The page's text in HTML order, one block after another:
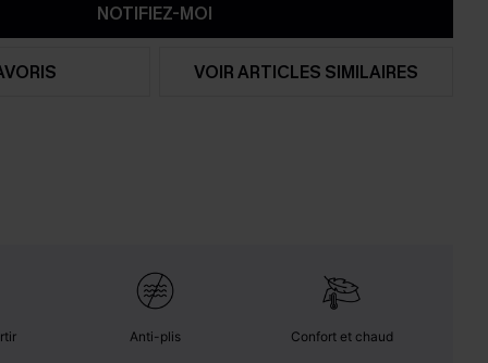
NOTIFIEZ-MOI
VOIR ARTICLES SIMILAIRES
Anti-plis Confort et chaud